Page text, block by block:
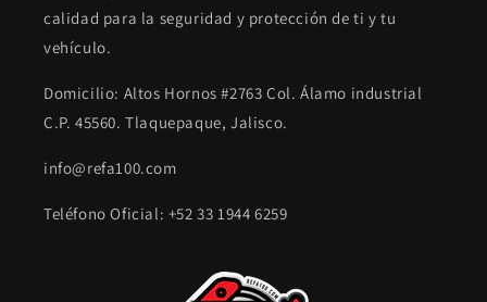
calidad para la seguridad y protección de ti y tu
vehículo.
Domicilio: Altos Hornos #2763 Col. Álamo industrial
C.P. 45560. Tlaquepaque, Jalisco.
info@refa100.com
Teléfono Oficial: +52 33 1944 6259